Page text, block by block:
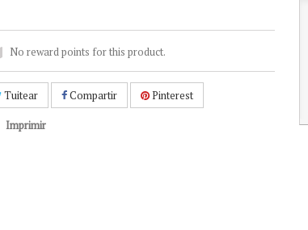
No reward points for this product.
Tuitear Compartir Pinterest
Imprimir